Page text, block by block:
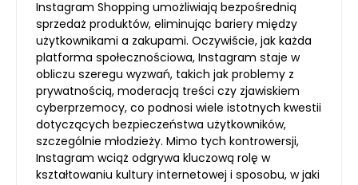
Instagram Shopping umożliwiają bezpośrednią
sprzedaż produktów, eliminując bariery między
użytkownikami a zakupami. Oczywiście, jak każda
platforma społecznościowa, Instagram staje w
obliczu szeregu wyzwań, takich jak problemy z
prywatnością, moderacją treści czy zjawiskiem
cyberprzemocy, co podnosi wiele istotnych kwestii
dotyczących bezpieczeństwa użytkowników,
szczególnie młodzieży. Mimo tych kontrowersji,
Instagram wciąż odgrywa kluczową rolę w
kształtowaniu kultury internetowej i sposobu, w jaki